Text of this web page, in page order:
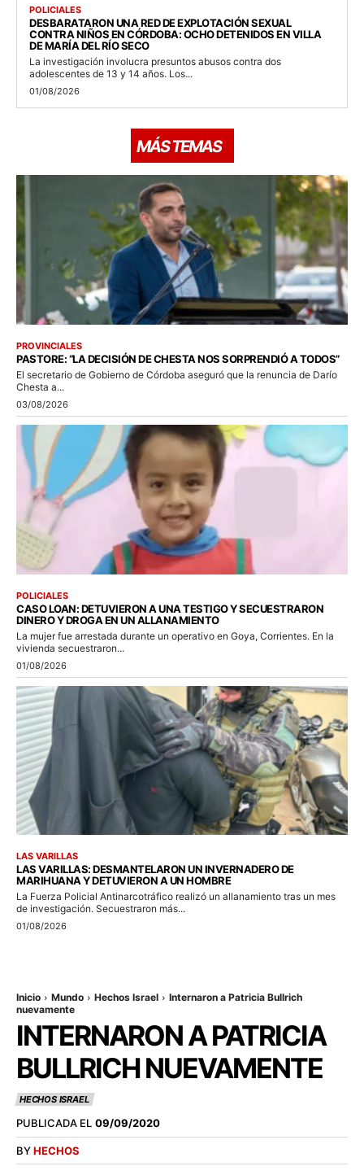
POLICIALES
DESBARATARON UNA RED DE EXPLOTACIÓN SEXUAL
CONTRA NIÑOS EN CÓRDOBA: OCHO DETENIDOS EN VILLA
DE MARÍA DEL RÍO SECO
La investigación involucra presuntos abusos contra dos
adolescentes de 13 y 14 años. Los...
01/08/2026
MÁS TEMAS
PROVINCIALES
PASTORE: “LA DECISIÓN DE CHESTA NOS SORPRENDIÓ A TODOS”
El secretario de Gobierno de Córdoba aseguró que la renuncia de Darío
Chesta a...
03/08/2026
POLICIALES
CASO LOAN: DETUVIERON A UNA TESTIGO Y SECUESTRARON
DINERO Y DROGA EN UN ALLANAMIENTO
La mujer fue arrestada durante un operativo en Goya, Corrientes. En la
vivienda secuestraron...
01/08/2026
LAS VARILLAS
LAS VARILLAS: DESMANTELARON UN INVERNADERO DE
MARIHUANA Y DETUVIERON A UN HOMBRE
La Fuerza Policial Antinarcotráfico realizó un allanamiento tras un mes
de investigación. Secuestraron más...
01/08/2026